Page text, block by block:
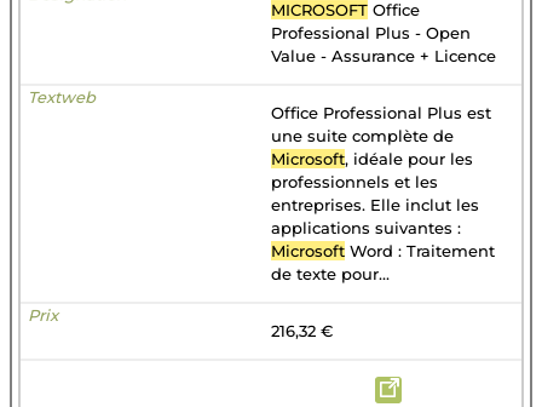
MICROSOFT Office
Professional Plus - Open
Value - Assurance + Licence
Office Professional Plus est
une suite complète de
Microsoft, idéale pour les
professionnels et les
entreprises. Elle inclut les
applications suivantes :
Microsoft Word : Traitement
de texte pour...
216,32 €